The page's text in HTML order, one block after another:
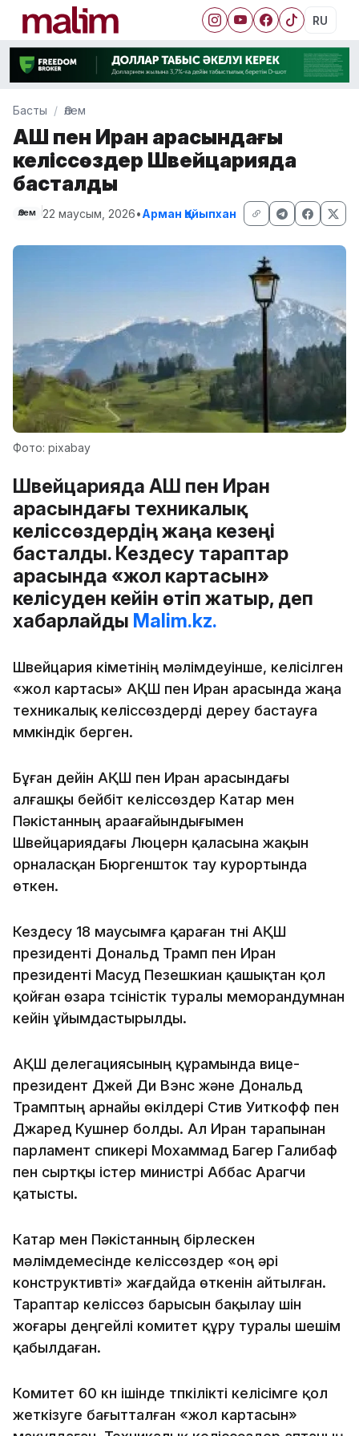
RU
Басты Әлем
АҚШ пен Иран арасындағы
келіссөздер Швейцарияда
басталды
Әлем 22 маусым, 2026•Арман Қайыпхан
Фото: pixabay
Швейцарияда АҚШ пен Иран
арасындағы техникалық
келіссөздердің жаңа кезеңі
басталды. Кездесу тараптар
арасында «жол картасын»
келісуден кейін өтіп жатыр, деп
хабарлайды Malim.kz.
Швейцария үкіметінің мәлімдеуінше, келісілген
«жол картасы» АҚШ пен Иран арасында жаңа
техникалық келіссөздерді дереу бастауға
мүмкіндік берген.
Бұған дейін АҚШ пен Иран арасындағы
алғашқы бейбіт келіссөздер Катар мен
Пәкістанның араағайындығымен
Швейцариядағы Люцерн қаласына жақын
орналасқан Бюргеншток тау курортында
өткен.
Кездесу 18 маусымға қараған түні АҚШ
президенті Дональд Трамп пен Иран
президенті Масуд Пезешкиан қашықтан қол
қойған өзара түсіністік туралы меморандумнан
кейін ұйымдастырылды.
АҚШ делегациясының құрамында вице-
президент Джей Ди Вэнс және Дональд
Трамптың арнайы өкілдері Стив Уиткофф пен
Джаред Кушнер болды. Ал Иран тарапынан
парламент спикері Мохаммад Багер Галибаф
пен сыртқы істер министрі Аббас Арагчи
қатысты.
Катар мен Пәкістанның бірлескен
мәлімдемесінде келіссөздер «оң әрі
конструктивті» жағдайда өткенін айтылған.
Тараптар келіссөз барысын бақылау үшін
жоғары деңгейлі комитет құру туралы шешім
қабылдаған.
Комитет 60 күн ішінде түпкілікті келісімге қол
жеткізуге бағытталған «жол картасын»